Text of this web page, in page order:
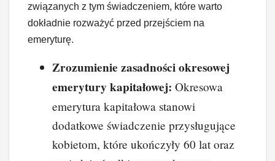
związanych z tym świadczeniem, które warto
dokładnie rozważyć przed przejściem na
emeryturę.
Zrozumienie zasadności okresowej
emerytury kapitałowej: Okresowa
emerytura kapitałowa stanowi
dodatkowe świadczenie przysługujące
kobietom, które ukończyły 60 lat oraz